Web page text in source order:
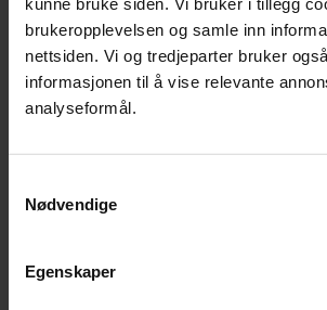
brukeropplevelsen og samle inn
nettsiden. Vi og tredjeparter bruker
informasjonen til å vise relevante
analyseformål.
Nødvendige
Egenskaper